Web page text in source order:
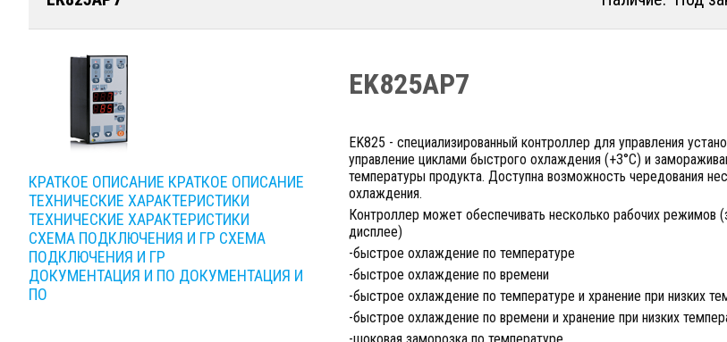
КРАТКОЕ ОПИСАНИЕ КРАТКОЕ ОПИСАНИЕ
ТЕХНИЧЕСКИЕ ХАРАКТЕРИСТИКИ
ТЕХНИЧЕСКИЕ ХАРАКТЕРИСТИКИ
СХЕМА ПОДКЛЮЧЕНИЯ И ГР СХЕМА
ПОДКЛЮЧЕНИЯ И ГР
ДОКУМЕНТАЦИЯ И ПО ДОКУМЕНТАЦИЯ И
ПО
EK825AP7
EK825 - специализированный контроллер для управления
управление циклами быстрого охлаждения (+3°C) и
температуры продукта. Доступна возможность чередования
охлаждения.
Контроллер может обеспечивать несколько рабочих
дисплее)
-быстрое охлаждение по температуре
-быстрое охлаждение по времени
-быстрое охлаждение по температуре и хранение при низких
-быстрое охлаждение по времени и хранение при низких